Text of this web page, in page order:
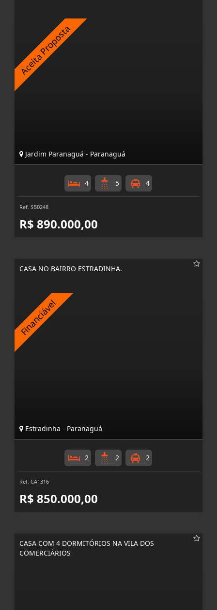
Jardim Paranaguá - Paranaguá
4 5 4
Ref. SB0248
R$ 890.000,00
CASA NO BAIRRO ESTRADINHA.
Estradinha - Paranaguá
2 2 2
Ref. CA1316
R$ 850.000,00
CASA COM 4 DORMITÓRIOS NA VILA DOS
COMERCIÁRIOS